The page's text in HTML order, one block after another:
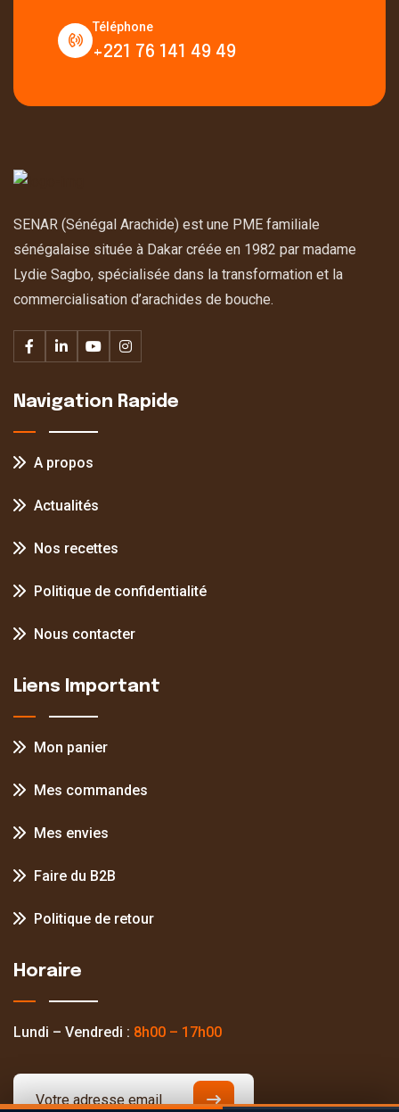
Téléphone
+221 76 141 49 49
SENAR (Sénégal Arachide) est une PME familiale
sénégalaise située à Dakar créée en 1982 par madame
Lydie Sagbo, spécialisée dans la transformation et la
commercialisation d’arachides de bouche.
Navigation Rapide
A propos
Actualités
Nos recettes
Politique de confidentialité
Nous contacter
Liens Important
Mon panier
Mes commandes
Mes envies
Faire du B2B
Politique de retour
Horaire
Lundi – Vendredi : 8h00 – 17h00